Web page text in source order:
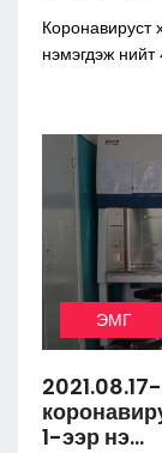
Коронавируст
нэмэгдэж
ЭМГ
1-ээр нэ...